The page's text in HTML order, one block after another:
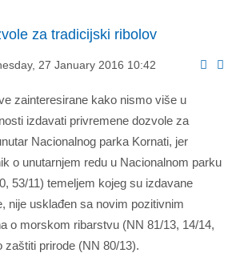
za tradicijski ribolov
27 January 2016 10:42
zainteresirane kako nismo više u
izdavati privremene dozvole za
Nacionalnog parka Kornati, jer
o unutarnjem redu u Nacionalnom parku
53/11) temeljem kojeg su izdavane
nije usklađen sa novim pozitivnim
o morskom ribarstvu (NN 81/13, 14/14,
zaštiti prirode (NN 80/13).